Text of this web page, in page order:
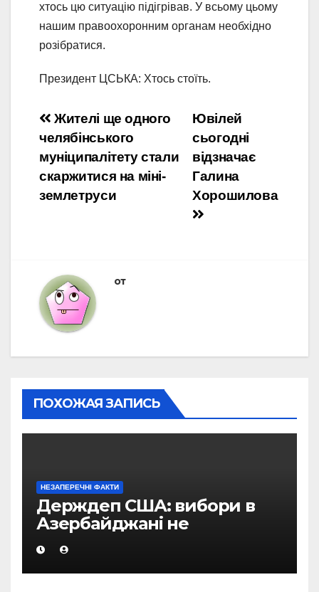
хтось цю ситуацію підігрівав. У всьому цьому
нашим правоохоронним органам необхідно
розібратися.
Президент ЦСЬКА: Хтось стоїть.
Навигация
по
записям
Ювілей
сьогодні
відзначає
Галина
Хорошилова
Жителі ще одного
челябінського
муніципалітету стали
скаржитися на міні-
землетруси
от
ПОХОЖАЯ ЗАПИСЬ
НЕЗАПЕРЕЧНІ ФАКТИ
Держдеп США: вибори в
Азербайджані не
відповідали міжнародним
стандартам